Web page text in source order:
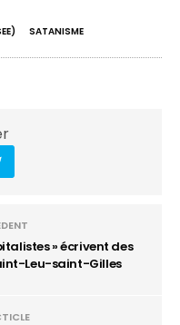
SATANISME
» écrivent des
Leu-saint-Gilles